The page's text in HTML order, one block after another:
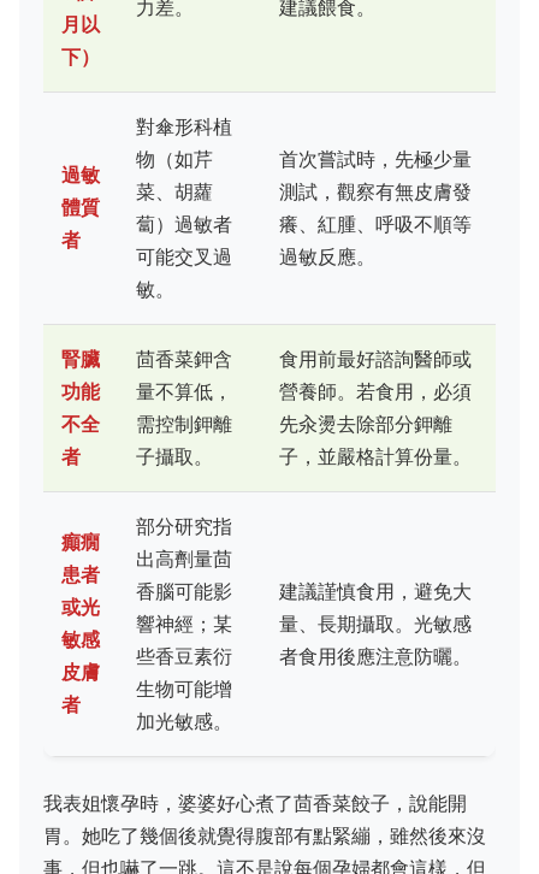
月以
下）
力差。
建議餵食。
過敏
體質
者
對傘形科植
物（如芹
菜、胡蘿
蔔）過敏者
可能交叉過
敏。
首次嘗試時，先極少量
測試，觀察有無皮膚發
癢、紅腫、呼吸不順等
過敏反應。
腎臟
功能
不全
者
茴香菜鉀含
量不算低，
需控制鉀離
子攝取。
食用前最好諮詢醫師或
營養師。若食用，必須
先汆燙去除部分鉀離
子，並嚴格計算份量。
癲癇
患者
或光
敏感
皮膚
者
部分研究指
出高劑量茴
香腦可能影
響神經；某
些香豆素衍
生物可能增
加光敏感。
建議謹慎食用，避免大
量、長期攝取。光敏感
者食用後應注意防曬。
我表姐懷孕時，婆婆好心煮了茴香菜餃子，說能開
胃。她吃了幾個後就覺得腹部有點緊繃，雖然後來沒
事，但也嚇了一跳。這不是說每個孕婦都會這樣，但